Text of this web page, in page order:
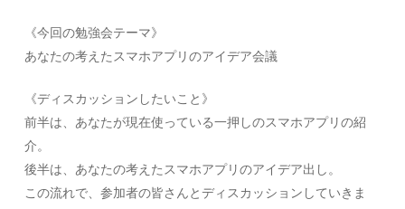
《今回の勉強会テーマ》
あなたの考えたスマホアプリのアイデア会議
《ディスカッションしたいこと》
前半は、あなたが現在使っている一押しのスマホアプリの紹
介。
後半は、あなたの考えたスマホアプリのアイデア出し。
この流れで、参加者の皆さんとディスカッションしていきま